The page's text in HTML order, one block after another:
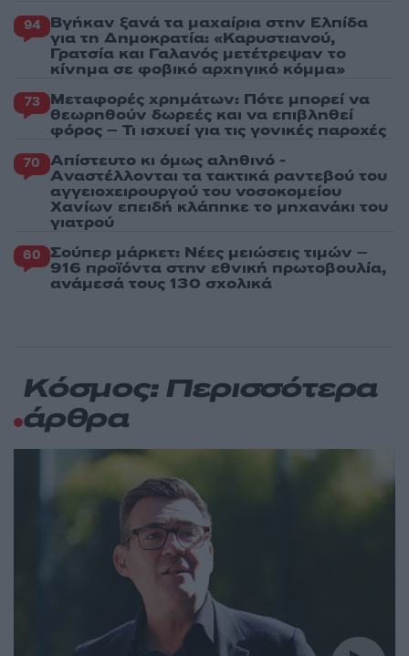
94 Βγήκαν ξανά τα μαχαίρια στην Ελπίδα
για τη Δημοκρατία: «Καρυστιανού,
Γρατσία και Γαλανός μετέτρεψαν το
κίνημα σε φοβικό αρχηγικό κόμμα»
73 Μεταφορές χρημάτων: Πότε μπορεί να
θεωρηθούν δωρεές και να επιβληθεί
φόρος – Τι ισχυεί για τις γονικές παροχές
70 Απίστευτο κι όμως αληθινό -
Aναστέλλονται τα τακτικά ραντεβού του
αγγειοχειρουργού του νοσοκομείου
Χανίων επειδή κλάπηκε το μηχανάκι του
γιατρού
60 Σούπερ μάρκετ: Νέες μειώσεις τιμών –
916 προϊόντα στην εθνική πρωτοβουλία,
ανάμεσά τους 130 σχολικά
Κόσμος: Περισσότερα
άρθρα